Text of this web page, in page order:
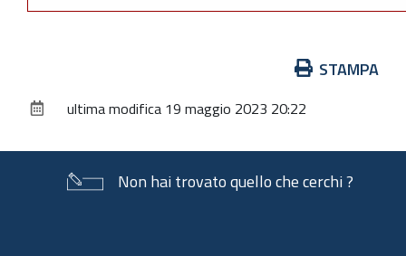
documento
STAMPA
ultima modifica 19 maggio 2023 20:22
Non hai trovato quello che cerchi ?